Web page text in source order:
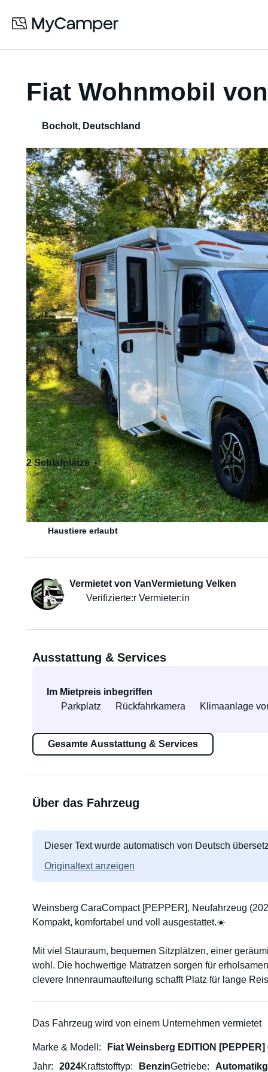
Fiat Wohnmobil
Bocholt, Deutschland
2 Schlafplätze
4 Sitzplätze
Standardführerschein - Kat. B
Haustiere erlaubt
Vermietet von VanVermietung Velken
Verifizierte:r Vermieter:in
Ausstattung & Services
Im Mietpreis inbegriffen
Parkplatz
Rückfahrkamera Klimaanlage
Gesamte Ausstattung & Services
Über das Fahrzeug
Dieser Text wurde automatisch von Deutsch
Originaltext anzeigen
Weinsberg CaraCompact [PEPPER], Neufahrzeug
Kompakt, komfortabel und voll ausgestattet.☀️
Mit viel Stauraum, bequemen Sitzplätzen, einer
wohl. Die hochwertige Matratzen sorgen für
clevere Innenraumaufteilung schafft Platz für lange
⭐AUSSTATTUNG & HIGHLIGHTS
• Luxuriöser Fahrkomfort mit Rückfahrkamera,
Tempomat, u.v.m.
Das Fahrzeug wird von einem Unternehmen vermietet
Marke & Modell
Fiat Weinsberg EDITION [PEPPER]
Jahr
2024Kraftstofftyp BenzinGetriebe